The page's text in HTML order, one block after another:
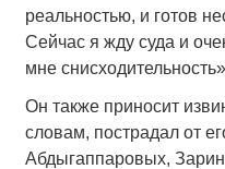
реальностью, и готов
Сейчас я жду суда и
мне
Он также приносит
словам, пострадал от
Абдыгаппаровых,